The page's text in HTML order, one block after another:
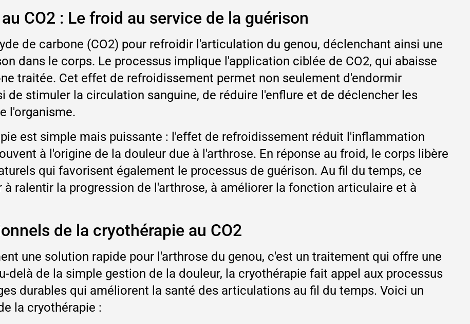
CO2 : Le froid au service de la guérison
de carbone (CO2) pour refroidir l'articulation du genou, déclenchant ainsi une
dans le corps. Le processus implique l'application ciblée de CO2, qui abaisse
traitée. Cet effet de refroidissement permet non seulement d'endormir
de stimuler la circulation sanguine, de réduire l'enflure et de déclencher les
l'organisme.
est simple mais puissante : l'effet de refroidissement réduit l'inflammation
à l'origine de la douleur due à l'arthrose. En réponse au froid, le corps libère
qui favorisent également le processus de guérison. Au fil du temps, ce
ralentir la progression de l'arthrose, à améliorer la fonction articulaire et à
de la cryothérapie au CO2
une solution rapide pour l'arthrose du genou, c'est un traitement qui offre une
delà de la simple gestion de la douleur, la cryothérapie fait appel aux processus
durables qui améliorent la santé des articulations au fil du temps. Voici un
la cryothérapie :